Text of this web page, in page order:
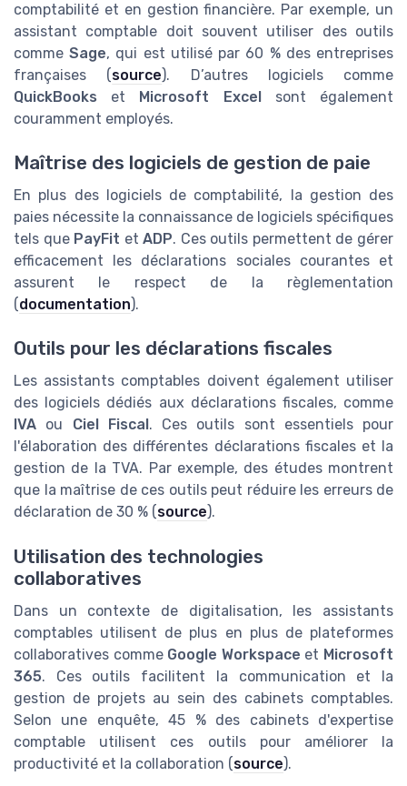
comptabilité et en gestion financière. Par exemple, un
assistant comptable doit souvent utiliser des outils
commeSage, qui est utilisé par 60 % des entreprises
françaises (source). D’autres logiciels comme
QuickBooks et Microsoft Excelsont également
couramment employés.
Maîtrise des logiciels de gestion de paie
En plus des logiciels de comptabilité, la gestion des
paies nécessite la connaissance de logiciels spécifiques
tels que PayFit etADP. Ces outils permettent de gérer
efficacement les déclarations sociales courantes et
assurent le respect de la règlementation
(documentation).
Outils pour les déclarations fiscales
Les assistants comptables doivent également utiliser
des logiciels dédiés aux déclarations fiscales, comme
IVA ou Ciel Fiscal . Ces outils sont essentiels pour
l'élaboration des différentes déclarations fiscales et la
gestion de la TVA. Par exemple, des études montrent
que la maîtrise de ces outils peut réduire les erreurs de
déclaration de 30 % (source).
Utilisation des technologies
collaboratives
Dans un contexte de digitalisation, les assistants
comptables utilisent de plus en plus de plateformes
collaboratives comme Google Workspace et Microsoft
365. Ces outils facilitent la communication et la
gestion de projets au sein des cabinets comptables.
Selon une enquête, 45 % des cabinets d'expertise
comptable utilisent ces outils pour améliorer la
productivité et la collaboration (source).